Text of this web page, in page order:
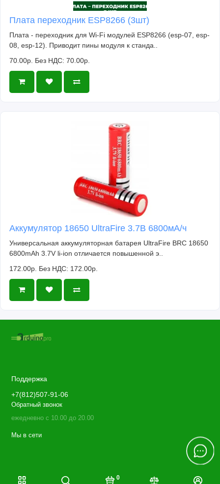
0
Плата переходник ESP8266 (3шт)
Плата - переходник для Wi-Fi модулей ESP8266 (esp-07, esp-
08, esp-12). Приводит пины модуля к станда..
70.00р. Без НДС: 70.00р.
Аккумулятор 18650 UltraFire 3.7В 6800мА/ч
Универсальная аккумуляторная батарея UltraFire BRC 18650
6800mAh 3.7V li-ion отличается повышенной э..
172.00р. Без НДС: 172.00р.
Поддержка
+7(812)507-91-06
Обратный звонок
ежедневно с 10.00 до 20.00
Мы в сети